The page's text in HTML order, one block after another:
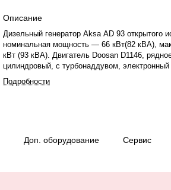
Описание
Дизельный генератор Aksa AD 93 открытого
номинальная мощность — 66 кВт(82 кВА),
кВт (93 кВА). Двигатель Doosan D1146,
цилиндровый, с турбонаддувом, электронный
оборотов. Система охлаждения —
вращения — 1500 об/мин. Генератор
Подробности
Доп. оборудование Сервис